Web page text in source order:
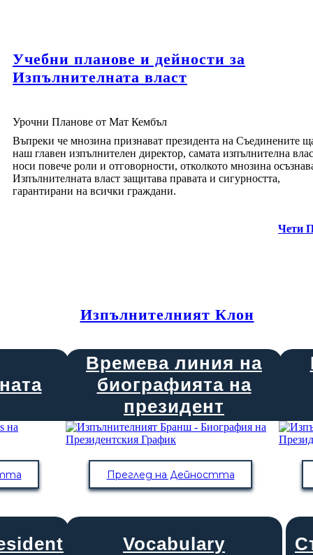
Учебни планове и дейности за
Изпълнителната власт
Урочни Планове от Мат Кембъл
Въпреки че мнозина признават президента на Съединените
наш главен изпълнителен директор, самата изпълнителна
носи повече роли и отговорности, отколкото мнозина
Изпълнителната власт защитава правата и сигурността,
гарантирани на всички граждани.
Чети
Изпълнителният Клон
Времева линия на
биографията на
президент
Преглед на Дейността
Vocabulary